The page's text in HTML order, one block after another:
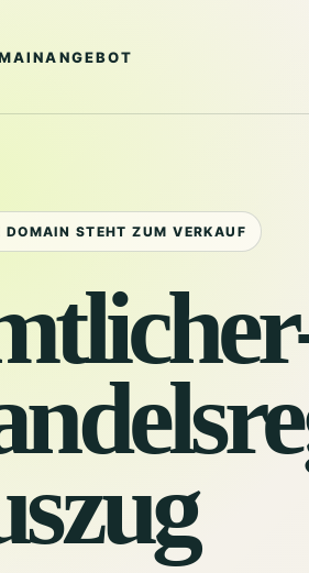
DOMAIN STEHT ZUM VERKAUF